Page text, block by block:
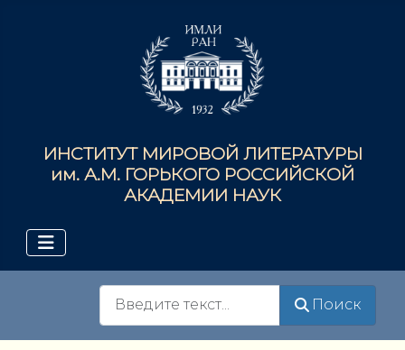
ИНСТИТУТ МИРОВОЙ ЛИТЕРАТУРЫ
им. А.М. ГОРЬКОГО РОССИЙСКОЙ
АКАДЕМИИ НАУК
Поиск